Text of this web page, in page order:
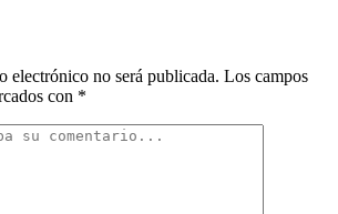
electrónico no será publicada. Los campos
con *